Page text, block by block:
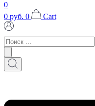
0
0 руб. 0 Cart